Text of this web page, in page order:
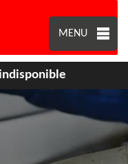
MENU
indisponible